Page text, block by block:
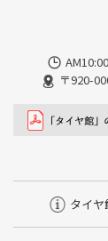
〒920-
タイ